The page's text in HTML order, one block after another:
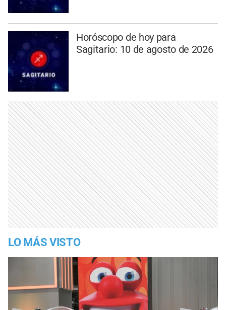
Horóscopo de hoy para
Sagitario: 10 de agosto de 2026
LO MÁS VISTO